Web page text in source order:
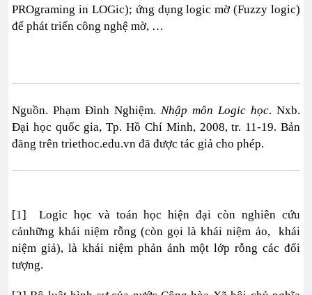
PROgraming in LOGic); ứng dụng logic mờ (Fuzzy logic)
để phát triển công nghệ mờ, …
Nguồn. Phạm Đình Nghiệm. Nhập môn Logic học. Nxb.
Đại học quốc gia, Tp. Hồ Chí Minh, 2008, tr. 11-19. Bản
đăng trên triethoc.edu.vn đã được tác giả cho phép.
[1] Logic học và toán học hiện đại còn nghiên cứu
cảnhững khái niệm rỗng (còn gọi là khái niệm ảo, khái
niệm giả), là khái niệm phản ánh một lớp rỗng các đối
tượng.